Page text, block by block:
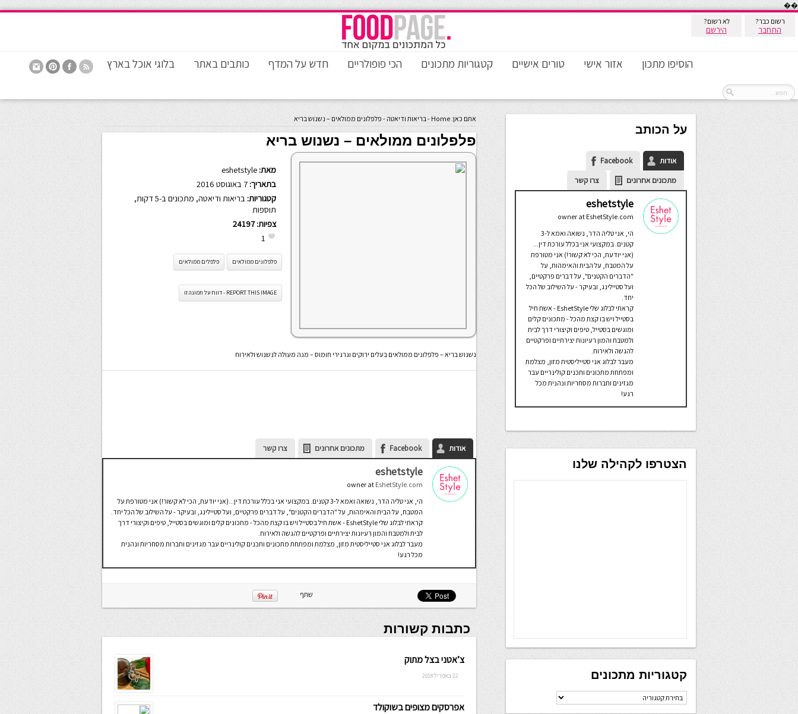
��
רשום כבר?
התחבר
לא רשום?
הירשם
הוסיפו מתכון אזור אישי טורים אישיים קטגוריות מתכונים הכי פופולריים חדש על המדף כותבים באתר בלוגי אוכל בארץ
אתם כאן: Home
-בריאות ודיאטה - פלפלונים ממולאים – נשנוש בריא
פלפלונים ממולאים – נשנוש בריא
מאת: eshetstyle
בתאריך:
קטגוריות: בריאות ודיאטה, מתכונים ב-5 דקות
,
תוספות
צפיות:24197
1
פלפלונים ממולאים פלפלים ממולאים
REPORT THIS IMAGE - דווח על תמונה זו
נשנוש בריא – פלפלונים ממולאים בעלים ירוקים וגרגירי חומוס – מנה מעולה לנשנוש ולאירוח
אודות Facebook מתכונים אחרונים צרו קשר
eshetstyle
owner at EshetStyle.com
הי, אני טליה הדר, נשואה ואמא ל-3 קטנים. במקצועי אני בכלל עורכת דין...(אני יודעת, הכי לא קשור!) אני מטורפת על
המטבח, על הבית והאימהות, על "הדברים הקטנים", על דברים פרקטיים, ועל סטיילינג, ובעיקר - על השילוב של הכל יחד.
קראתי לבלוג שלי EshetStyle - אשת חיל בסטייל ויש בו קצת מהכל - מתכונים קלים ומוגשים בסטייל, טיפים וקיצורי דרך
לבית ולמטבח והמון רעיונות יצירתיים ופרקטיים להגשה ולאירוח.
מעבר לבלוג אני סטייליסטית מזון, מצלמת ומפתחת מתכונים ותכנים קולינריים עבר מגזינים וחברות מסחריות ונהנית
מכל רגע!
שתף
כתבות קשורות
צ’אטני בצל מתוק
22 באפריל 2018
אפרסקים מצופים בשוקולד
על הכותב
אודות
Facebook
מתכונים אחרונים
צרו קשר
eshetstyle
owner at EshetStyle.com
הי, אני טליה הדר, נשואה ואמא ל-3
קטנים. במקצועי אני בכלל עורכת דין...
(אני יודעת, הכי לא קשור!) אני מטורפת
על המטבח, על הבית והאימהות, על
"הדברים הקטנים", על דברים פרקטיים,
ועל סטיילינג, ובעיקר - על השילוב של הכל
יחד.
קראתי לבלוג שלי EshetStyle - אשת חיל
בסטייל ויש בו קצת מהכל - מתכונים קלים
ומוגשים בסטייל, טיפים וקיצורי דרך לבית
ולמטבח והמון רעיונות יצירתיים ופרקטיים
להגשה ולאירוח.
מעבר לבלוג אני סטייליסטית מזון, מצלמת
ומפתחת מתכונים ותכנים קולינריים עבר
מגזינים וחברות מסחריות ונהנית מכל
רגע!
הצטרפו לקהילה שלנו
קטגוריות מתכונים
קטגוריות
מתכונים